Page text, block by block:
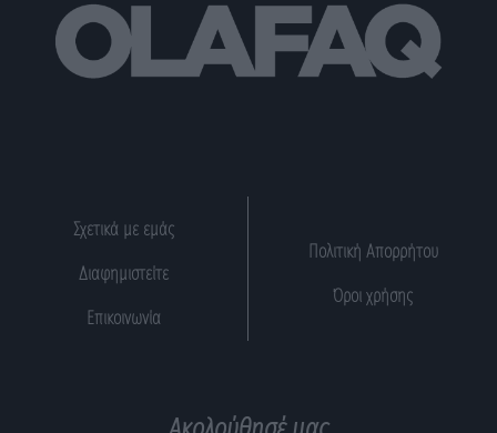
Σχετικά με εμάς
Διαφημιστείτε
Επικοινωνία
Πολιτική Απορρήτου
Όροι χρήσης